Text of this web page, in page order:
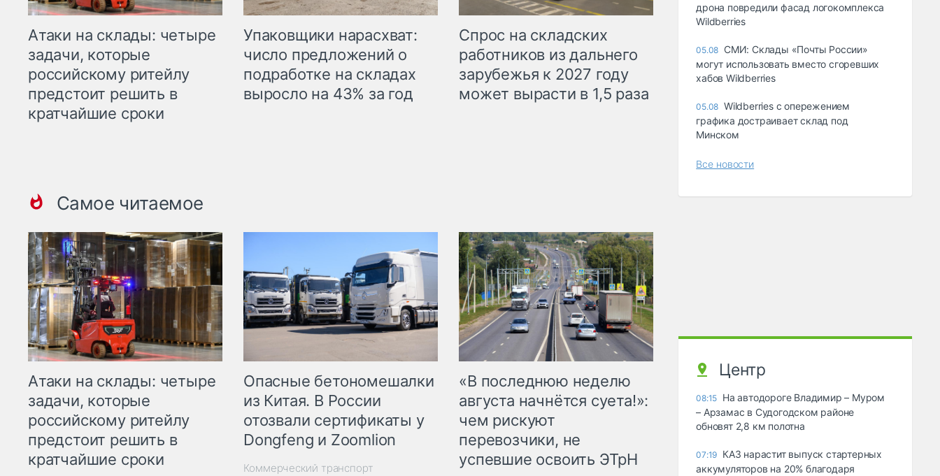
Атаки на склады: четыре
задачи, которые
российскому ритейлу
предстоит решить в
кратчайшие сроки
Упаковщики нарасхват:
число предложений о
подработке на складах
выросло на 43% за год
Спрос на складских
работников из дальнего
зарубежья к 2027 году
может вырасти в 1,5 раза
Самое читаемое
Атаки на склады: четыре
задачи, которые
российскому ритейлу
предстоит решить в
кратчайшие сроки
Опасные бетономешалки
из Китая. В России
отозвали сертификаты у
Dongfeng и Zoomlion
Коммерческий транспорт
«В последнюю неделю
августа начнётся суета!»:
чем рискуют
перевозчики, не
успевшие освоить ЭТрН
дрона повредили фасад логокомплекса
Wildberries
05.08 СМИ: Склады «Почты России»
могут использовать вместо сгоревших
хабов Wildberries
05.08 Wildberries с опережением
графика достраивает склад под
Минском
Все новости
Центр
08:15 На автодороге Владимир – Муром
– Арзамас в Судогодском районе
обновят 2,8 км полотна
07:19 КАЗ нарастит выпуск стартерных
аккумуляторов на 20% благодаря